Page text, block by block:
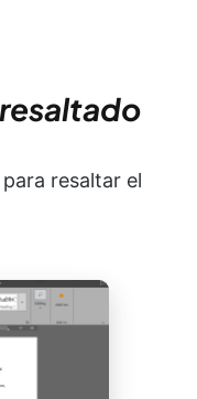
resaltar el